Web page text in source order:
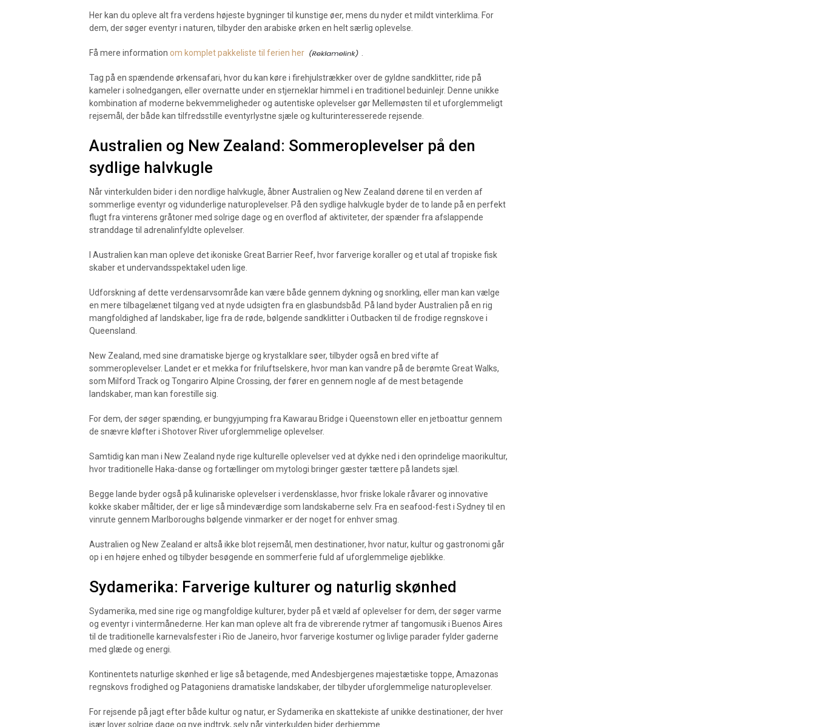
Her kan du opleve alt fra verdens højeste bygninger til kunstige øer, mens du nyder et mildt vinterklima. For
dem, der søger eventyr i naturen, tilbyder den arabiske ørken en helt særlig oplevelse.
Få mere information om komplet pakkeliste til ferien her
Tag på en spændende ørkensafari, hvor du kan køre i firehjulstrækker over de gyldne sandklitter, ride på
kameler i solnedgangen, eller overnatte under en stjerneklar himmel i en traditionel beduinlejr. Denne unikke
kombination af moderne bekvemmeligheder og autentiske oplevelser gør Mellemøsten til et uforglemmeligt
rejsemål, der både kan tilfredsstille eventyrlystne sjæle og kulturinteresserede rejsende.
Australien og New Zealand: Sommeroplevelser på den
sydlige halvkugle
Når vinterkulden bider i den nordlige halvkugle, åbner Australien og New Zealand dørene til en verden af
sommerlige eventyr og vidunderlige naturoplevelser. På den sydlige halvkugle byder de to lande på en perfekt
flugt fra vinterens gråtoner med solrige dage og en overflod af aktiviteter, der spænder fra afslappende
stranddage til adrenalinfyldte oplevelser.
I Australien kan man opleve det ikoniske Great Barrier Reef, hvor farverige koraller og et utal af tropiske fisk
skaber et undervandsspektakel uden lige.
Udforskning af dette verdensarvsområde kan være både gennem dykning og snorkling, eller man kan vælge
en mere tilbagelænet tilgang ved at nyde udsigten fra en glasbundsbåd. På land byder Australien på en rig
mangfoldighed af landskaber, lige fra de røde, bølgende sandklitter i Outbacken til de frodige regnskove i
Queensland.
New Zealand, med sine dramatiske bjerge og krystalklare søer, tilbyder også en bred vifte af
sommeroplevelser. Landet er et mekka for friluftselskere, hvor man kan vandre på de berømte Great Walks,
som Milford Track og Tongariro Alpine Crossing, der fører en gennem nogle af de mest betagende
landskaber, man kan forestille sig.
For dem, der søger spænding, er bungyjumping fra Kawarau Bridge i Queenstown eller en jetboattur gennem
de snævre kløfter i Shotover River uforglemmelige oplevelser.
Samtidig kan man i New Zealand nyde rige kulturelle oplevelser ved at dykke ned i den oprindelige maorikultur,
hvor traditionelle Haka-danse og fortællinger om mytologi bringer gæster tættere på landets sjæl.
Begge lande byder også på kulinariske oplevelser i verdensklasse, hvor friske lokale råvarer og innovative
kokke skaber måltider, der er lige så mindeværdige som landskaberne selv. Fra en seafood-fest i Sydney til en
vinrute gennem Marlboroughs bølgende vinmarker er der noget for enhver smag.
Australien og New Zealand er altså ikke blot rejsemål, men destinationer, hvor natur, kultur og gastronomi går
op i en højere enhed og tilbyder besøgende en sommerferie fuld af uforglemmelige øjeblikke.
Sydamerika: Farverige kulturer og naturlig skønhed
Sydamerika, med sine rige og mangfoldige kulturer, byder på et væld af oplevelser for dem, der søger varme
og eventyr i vintermånederne. Her kan man opleve alt fra de vibrerende rytmer af tangomusik i Buenos Aires
til de traditionelle karnevalsfester i Rio de Janeiro, hvor farverige kostumer og livlige parader fylder gaderne
med glæde og energi.
Kontinentets naturlige skønhed er lige så betagende, med Andesbjergenes majestætiske toppe, Amazonas
regnskovs frodighed og Patagoniens dramatiske landskaber, der tilbyder uforglemmelige naturoplevelser.
For rejsende på jagt efter både kultur og natur, er Sydamerika en skattekiste af unikke destinationer, der hver
især lover solrige dage og nye indtryk, selv når vinterkulden bider derhjemme.